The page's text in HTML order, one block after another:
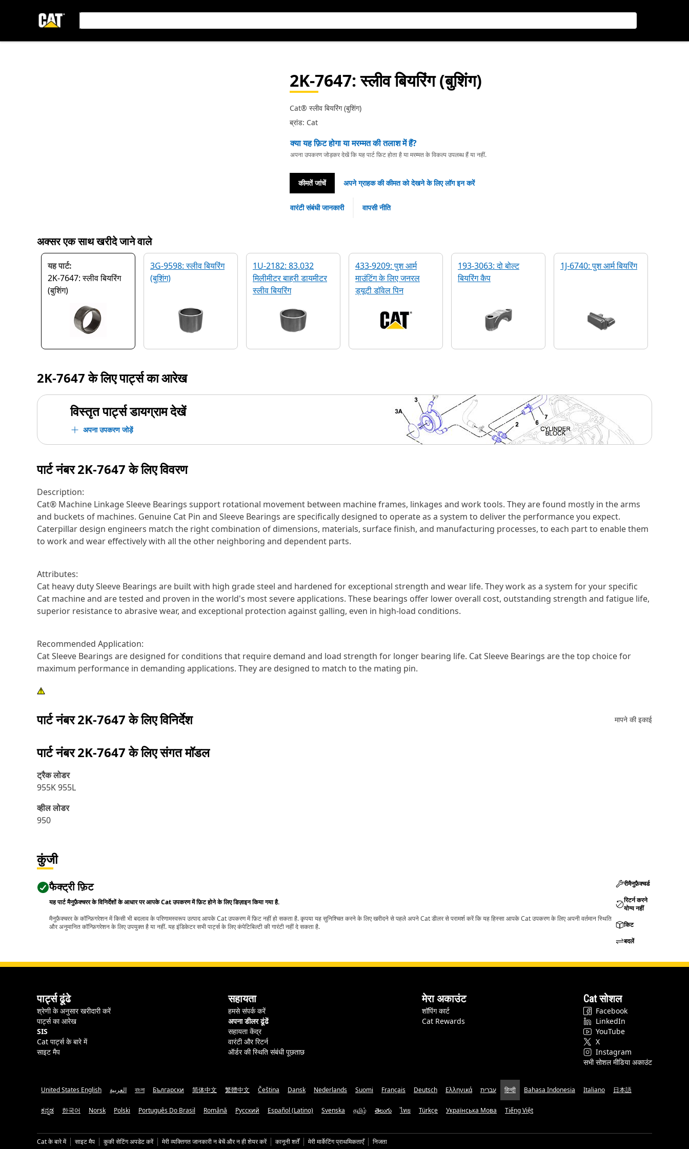
2K-7647: स्लीव बियरिंग (बुशिंग)
Cat® स्लीव बियरिंग (बुशिंग)
ब्रांड: Cat
क्या यह फ़िट होगा या मरम्मत की तलाश में हैं?
अपना उपकरण जोड़कर देखें कि यह पार्ट फ़िट होता है या मरम्मत के विकल्प उपलब्ध हैं या नहीं.
कीमतें जांचें अपने ग्राहक की कीमत को देखने के लिए लॉग इन करें
वारंटी संबंधी जानकारी वापसी नीति
अक्सर एक साथ खरीदे जाने वाले
यह पार्ट:
2K-7647: स्लीव बियरिंग
(बुशिंग)
3G-9598: स्लीव बियरिंग
(बुशिंग)
1U-2182: 83.032
मिलीमीटर बाहरी डायमीटर
स्लीव बियरिंग
433-9209: पुश आर्म
माउंटिंग के लिए जनरल
ड्यूटी डॉवेल पिन
193-3063: दो बोल्ट
बियरिंग कैप
1J-6740: पुश आर्म बियरिंग
2K-7647के लिए पार्ट्स का आरेख
विस्तृत पार्ट्स डायग्राम देखें
अपना उपकरण जोड़ें
पार्ट नंबर2K-7647के लिए विवरण
Description:
Cat® Machine Linkage Sleeve Bearings support rotational movement between machine frames, linkages and work tools. They are found mostly in the arms
and buckets of machines. Genuine Cat Pin and Sleeve Bearings are specifically designed to operate as a system to deliver the performance you expect.
Caterpillar design engineers match the right combination of dimensions, materials, surface finish, and manufacturing processes, to each part to enable them
to work and wear effectively with all the other neighboring and dependent parts.
Attributes:
Cat heavy duty Sleeve Bearings are built with high grade steel and hardened for exceptional strength and wear life. They work as a system for your specific
Cat machine and are tested and proven in the world's most severe applications. These bearings offer lower overall cost, outstanding strength and fatigue life,
superior resistance to abrasive wear, and exceptional protection against galling, even in high-load conditions.
Recommended Application:
Cat Sleeve Bearings are designed for conditions that require demand and load strength for longer bearing life. Cat Sleeve Bearings are the top choice for
maximum performance in demanding applications. They are designed to match to the mating pin.
पार्ट नंबर2K-7647के लिए विनिर्देश मापने की इकाई
पार्ट नंबर2K-7647के लिए संगत मॉडल
ट्रैक लोडर
955K 955L
व्हील लोडर
950
कुंजी
फैक्ट्री फ़िट
यह पार्ट मैनुफ़ैक्चरर के विनिर्देशों के आधार पर आपके Cat उपकरण में फ़िट होने के लिए डिज़ाइन किया गया है.
मैनुफ़ैक्चरर के कॉन्फ़िगरेशन में किसी भी बदलाव के परिणामस्वरूप उत्पाद आपके Cat उपकरण में फ़िट नहीं हो सकता है. कृपया यह सुनिश्चित करने के लिए खरीदने से पहले अपने Cat डीलर से परामर्श करें कि यह हिस्सा आपके Cat उपकरण के लिए अपनी वर्तमान स्थिति
और अनुमानित कॉन्फ़िगरेशन के लिए उपयुक्त है या नहीं. यह इंडिकेटर सभी पार्ट्स के लिए कंपेटिबिल्टी की गारंटी नहीं दे सकता है.
रीमैनुफ़ैक्चर्ड
रिटर्न करने
योग्य नहीं
किट
बदलें
पार्ट्स ढूंढे
श्रेणी के अनुसार खरीदारी करें
पार्ट्स का आरेख
SIS
Cat पार्ट्स के बारे में
साइट मैप
सहायता
हमसे संपर्क करें
अपना डीलर ढूंढें
सहायता केंद्र
वारंटी और रिटर्न
ऑर्डर की स्थिति संबंधी पूछताछ
मेरा अकाउंट
शॉपिंग कार्ट
Cat Rewards
Cat सोशल
Facebook
LinkedIn
YouTube
X
Instagram
सभी सोशल मीडिया अकाउंट
United States English العربية বাংলা Български 简体中文 繁體中文 Čeština Dansk Nederlands Suomi Français Deutsch Ελληνικά עברית हिन्दी Bahasa Indonesia Italiano 日本語
ಕನ್ನಡ 한국어 Norsk Polski Português Do Brasil Română Русский Español (Latino) Svenska தமிழ் తెలుగు ไทย Türkçe Українська Мова Tiếng Việt
Cat के बारे में साइट मैप कुकी सेटिंग अपडेट करें मेरी व्यक्तिगत जानकारी न बेचें और न ही शेयर करें कानूनी शर्तें मेरी मार्केटिंग प्राथमिकताएँ निजता